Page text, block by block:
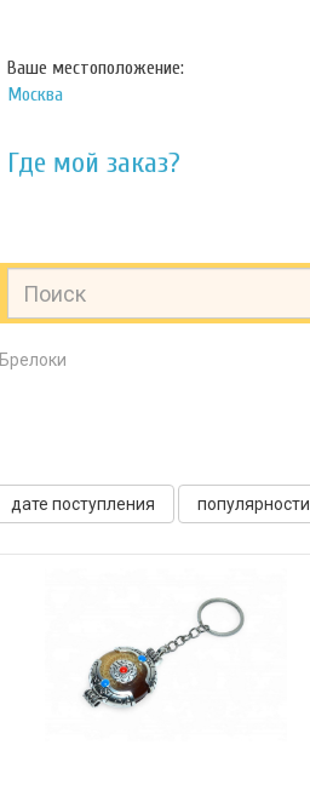
Ваше местоположение:
Москва
Где мой заказ?
Брелоки
дате поступления популярности